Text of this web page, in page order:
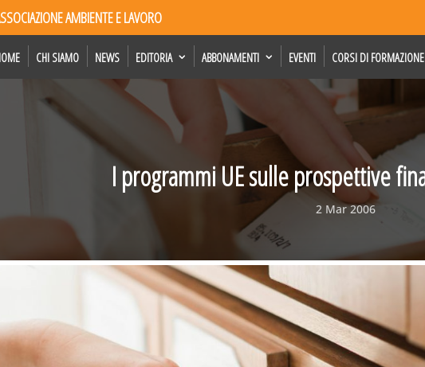
AMBIENTE E LAVORO
CHI SIAMO NEWS EDITORIA ABBONAMENTI EVENTI CORSI DI FORMAZIONE
I programmi UE sulle prospettive
2 Mar 2006